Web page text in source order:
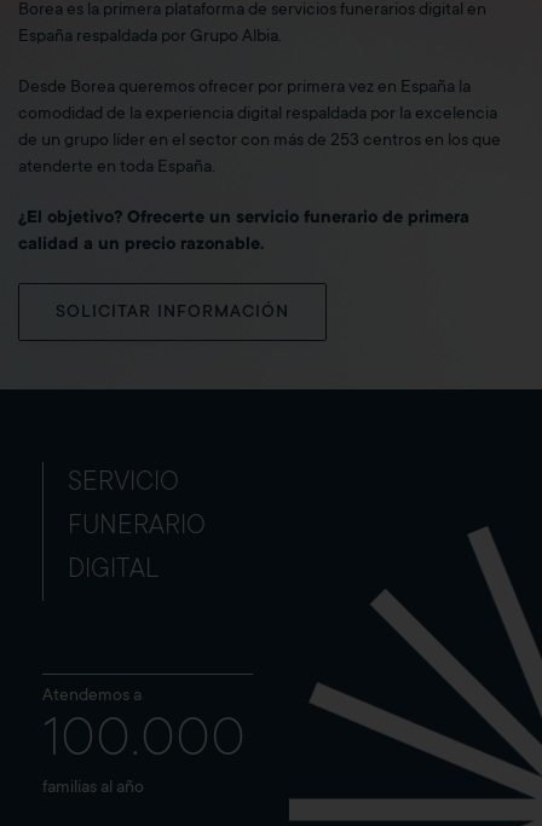
Borea es la primera plataforma de servicios funerarios digital en
España respaldada por Grupo Albia.
Desde Borea queremos ofrecer por primera vez en España la
comodidad de la experiencia digital respaldada por la excelencia
de un grupo líder en el sector con más de 253 centros en los que
atenderte en toda España.
¿El objetivo? Ofrecerte un servicio funerario de primera
calidad a un precio razonable.
SOLICITAR INFORMACIÓN
SERVICIO
FUNERARIO
DIGITAL
Atendemos a
100.000
familias al año